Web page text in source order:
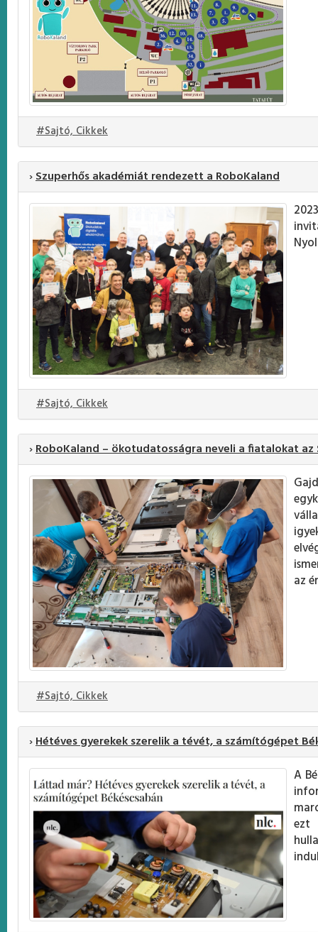
#Sajtó, Cikkek
›Szuperhős akadémiát rendezett a RoboKaland
#Sajtó, Cikkek
›RoboKaland – ökotudatosságra neveli a fiatalokat
az
#Sajtó, Cikkek
›Hétéves gyerekek szerelik a tévét, a számítógépet
A
ezt